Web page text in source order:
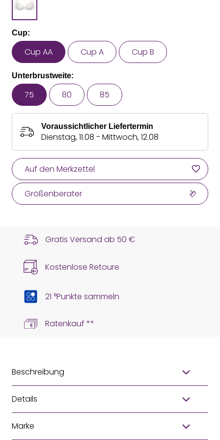
Cup:
Cup AA Cup A Cup B
Unterbrustweite:
75 80 85
Voraussichtlicher Liefertermin
Dienstag, 11.08 - Mittwoch, 12.08
Auf den Merkzettel
Größenberater
Gratis Versand ab 50 €
Kostenlose Retoure
21 °Punkte sammeln
Ratenkauf **
Beschreibung
Details
Marke